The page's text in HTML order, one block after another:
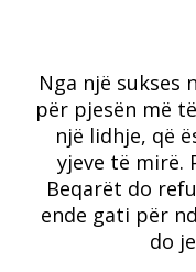
Nga një
për pjesën më
një lidhje, që
yjeve të mirë.
Beqarët do
ende gati për
do